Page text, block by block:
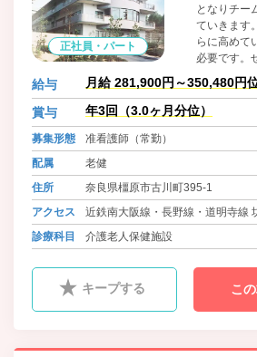
正社員・パート
となりチー
ていきます
らに高めて
必要です。
てください。
給与 月給 281,900円～350,480円
賞与 年3回（3.0ヶ月分位）
募集形態
准看護師（常勤）
配属
老健
住所
奈良県橿原市古川町395-1
アクセス
近鉄南大阪線・長野線・道明寺線
近鉄南大阪線・長野線・道明寺線
診療科目 介護老人保健施設
キープする こ